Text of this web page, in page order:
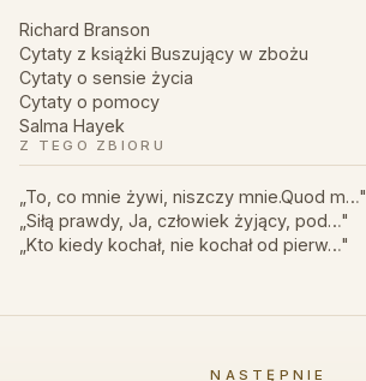
Richard Branson
Cytaty z książki Buszujący w zbożu
Cytaty o sensie życia
Cytaty o pomocy
Salma Hayek
Z TEGO ZBIORU
„To, co mnie żywi, niszczy mnie.Quod m…"
„Siłą prawdy, Ja, człowiek żyjący, pod…"
„Kto kiedy kochał, nie kochał od pierw…"
NASTĘPNIE